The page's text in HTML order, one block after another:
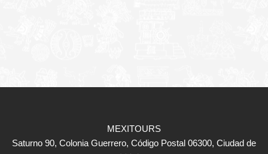
MEXITOURS
Saturno 90, Colonia Guerrero, Código Postal 06300, Ciudad de